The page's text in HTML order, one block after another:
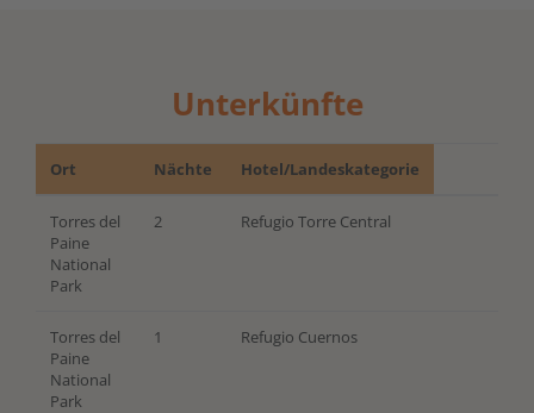
Unterkünfte
Ort Nächte Hotel/Landeskategorie
Torres del
Paine
National
Park
2 Refugio Torre Central
Torres del
Paine
National
Park
1 Refugio Cuernos